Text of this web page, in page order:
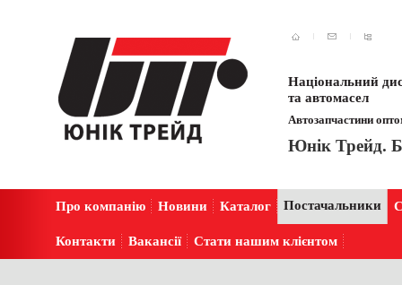
Національний
та автомасел
Автозапчастини
Юнік Трейд.
Про компанію Новини Каталог Постачальники
Контакти Вакансії Стати нашим клієнтом